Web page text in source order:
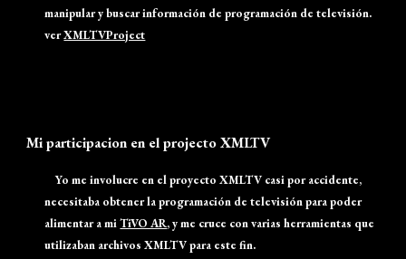
manipular y buscar información de programación de televisión.
verXMLTVProject
Mi participacion en el projecto XMLTV
Yo me involucre en el proyecto XMLTV casi por accidente,
necesitaba obtener la programación de televisión para poder
alimentar a mi TiVO AR, y me cruce con varias herramientas que
utilizaban archivos XMLTV para este fin.